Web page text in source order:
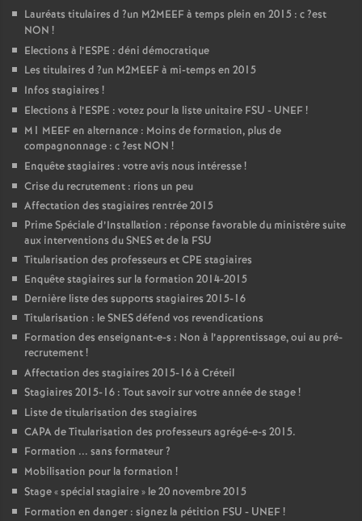
Lauréats titulaires d ?un M2MEEFà temps plein en 2015 : c?est
NON !
Elections à l’ESPE : déni démocratique
Les titulaires d ?un M2MEEFà mi-temps en 2015
Infos stagiaires !
Elections à l’ESPE : votez pour la liste unitaire FSU - UNEF!
M1 MEEFen alternance : Moins de formation, plus de
compagnonnage : c?est NON !
Enquête stagiaires : votre avis nous intéresse!
Crise du recrutement : rions un peu
Affectation des stagiaires rentrée 2015
Prime Spéciale d’Installation : réponse favorable du ministère suite
aux interventions duSNESet de la FSU
Titularisation des professeurs etCPE stagiaires
Enquête stagiaires sur la formation 2014-2015
Dernière liste des supports stagiaires 2015-16
Titularisation : leSNESdéfend vos revendications
Formation des enseignant-e-s : Non à l’apprentissage, oui au pré-
recrutement!
Affectation des stagiaires 2015-16 à Créteil
Stagiaires 2015-16 : Tout savoir sur votre année de stage!
Liste de titularisation des stagiaires
CAPAde Titularisation des professeurs agrégé-e-s 2015.
Formation ... sans formateur?
Mobilisation pour la formation !
Stage «spécial stagiaire» le 20 novembre 2015
Formation en danger : signez la pétition FSU - UNEF!